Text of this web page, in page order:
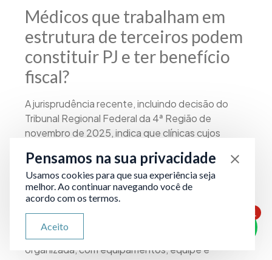
Médicos que trabalham em
estrutura de terceiros podem
constituir PJ e ter benefício
fiscal?
A jurisprudência recente, incluindo decisão do
Tribunal Regional Federal da 4ª Região de
novembro de 2025, indica que clínicas cujos
estrutura de terceiros têm dificuldade em
demonstrar o elemento de empresa, requisito
exigido para a equiparação hospitalar. O médico
pode constituir uma pessoa jurídica para organizar
depende da existência de estrutura própria
organizada, com equipamentos, equipe e
1
Pensamos na sua privacidade
Usamos cookies para que sua experiência seja
melhor. Ao continuar navegando você de
acordo com os termos.
Aceito